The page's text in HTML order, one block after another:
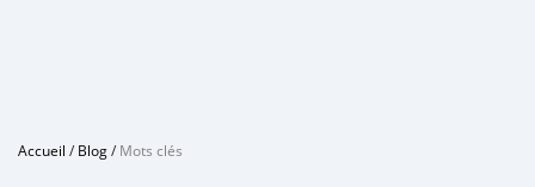
Accueil /Blog/Mots clés